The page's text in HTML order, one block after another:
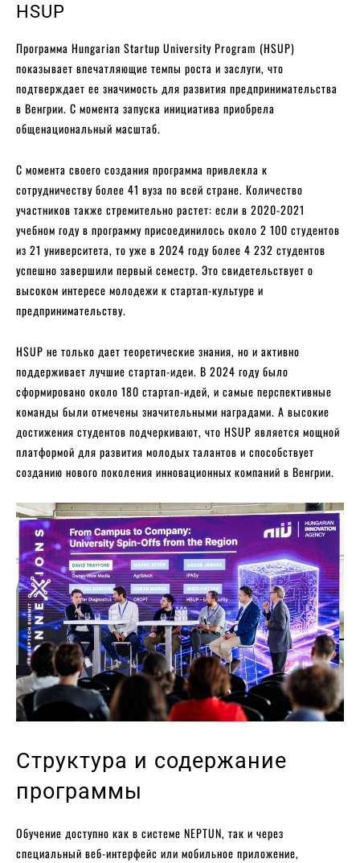
HSUP
Программа Hungarian Startup University Program (HSUP)
показывает впечатляющие темпы роста и заслуги, что
подтверждает ее значимость для развития предпринимательства
в Венгрии. С момента запуска инициатива приобрела
общенациональный масштаб.
С момента своего создания программа привлекла к
сотрудничеству более 41 вуза по всей стране. Количество
участников также стремительно растет: если в 2020-2021
учебном году в программу присоединилось около 2 100 студентов
из 21 университета, то уже в 2024 году более 4 232 студентов
успешно завершили первый семестр. Это свидетельствует о
высоком интересе молодежи к стартап-культуре и
предпринимательству.
HSUP не только дает теоретические знания, но и активно
поддерживает лучшие стартап-идеи. В 2024 году было
сформировано около 180 стартап-идей, и самые перспективные
команды были отмечены значительными наградами. А высокие
достижения студентов подчеркивают, что HSUP является мощной
платформой для развития молодых талантов и способствует
созданию нового поколения инновационных компаний в Венгрии.
Структура и содержание
программы
Обучение доступно как в системе NEPTUN, так и через
специальный веб-интерфейс или мобильное приложение,